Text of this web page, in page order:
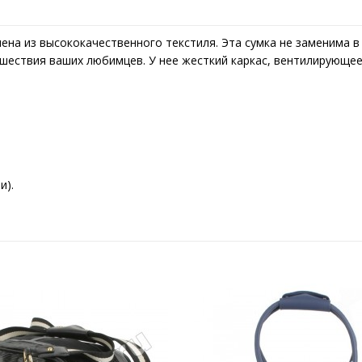
из высококачественного текстиля. Эта сумка не заменима
ваших любимцев. У нее жесткий каркас,